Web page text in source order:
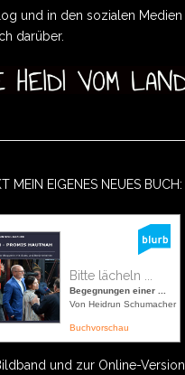
und in den sozialen Medien
darüber.
MEIN EIGENES NEUES BUCH:
Bitte lächeln ...
Begegnungen einer ...
Von Heidrun Schumacher
Buchvorschau
und zur Online-Version